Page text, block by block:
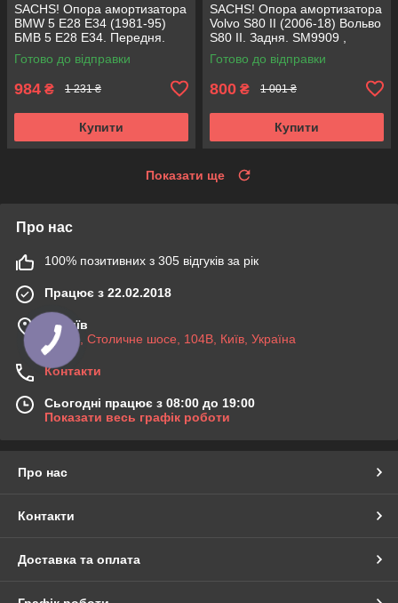
SACHS! Опора амортизатора
BMW 5 E28 E34 (1981-95)
БМВ 5 Е28 Е34. Передня.
SM1000 , 803151 , KB650.00 ,
VKDC35801
Готово до відправки
984 ₴ 1 231 ₴
Купити
SACHS! Опора амортизатора
Volvo S80 II (2006-18) Вольво
S80 II. Задня. SM9909 ,
802416 , KB952.10 ,
VKDA40436
Готово до відправки
800 ₴ 1 001 ₴
Купити
Показати ще
Про нас
100% позитивних з 305 відгуків за рік
Працює з 22.02.2018
м. Київ
03045, Столичне шосе, 104B, Київ, Україна
Контакти
Сьогодні працює з 08:00 до 19:00
Показати весь графік роботи
Про нас
Контакти
Доставка та оплата